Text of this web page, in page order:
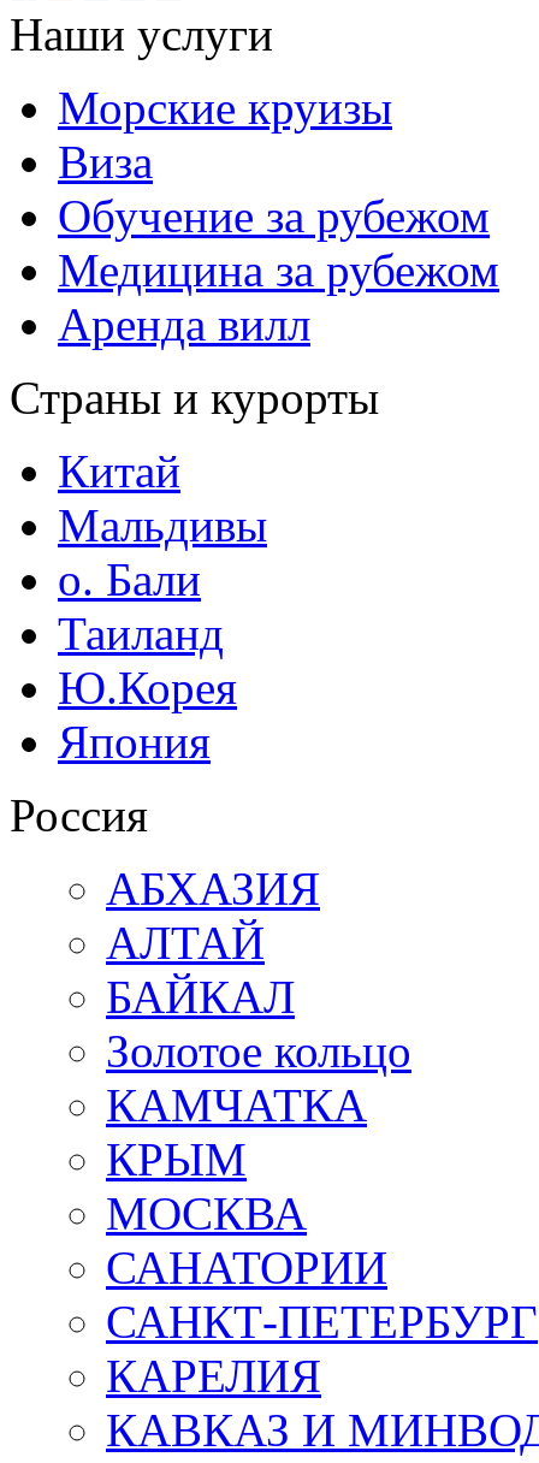
Наши услуги
Морские круизы
Виза
Обучение за рубежом
Медицина за рубежом
Аренда вилл
Страны и курорты
Китай
Мальдивы
о. Бали
Таиланд
Ю.Корея
Япония
Россия
АБХАЗИЯ
АЛТАЙ
БАЙКАЛ
Золотое кольцо
КАМЧАТКА
КРЫМ
МОСКВА
САНАТОРИИ
САНКТ-ПЕТЕРБУРГ
КАРЕЛИЯ
КАВКАЗ И